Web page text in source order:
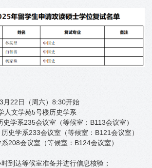
月22日（周六）8:30开始
人文学苑5号楼历史学系
史学系235会议室 （等候室：B113会议室）
史学系233会议室 （等候室：B121会议室）
208会议室（等候室：B124会议室）
到达等候室准备并进行信息核验；